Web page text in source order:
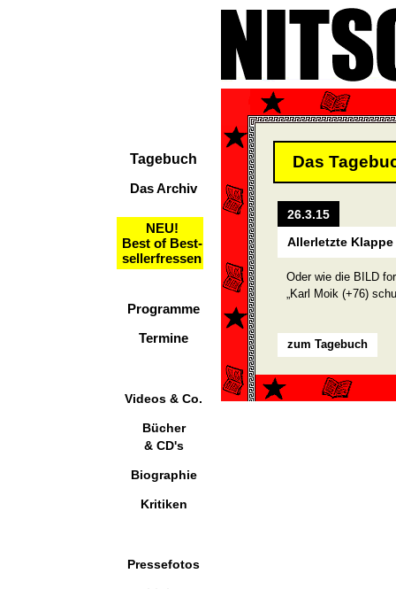
Tagebuch
Das Archiv
NEU!
Best of Best-
sellerfressen
Programme
Termine
Videos & Co.
Bücher
& CD's
Biographie
Kritiken
Pressefotos
Das
26.3.15
Allerletzte
Oder wie die BILD
„Karl Moik (+76)
zum Tagebuch